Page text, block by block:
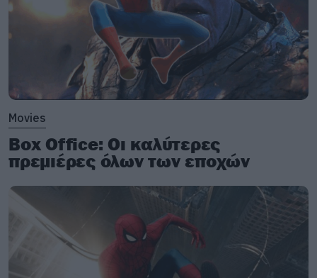
Movies
Box Office: Οι καλύτερες
πρεμιέρες όλων των εποχών